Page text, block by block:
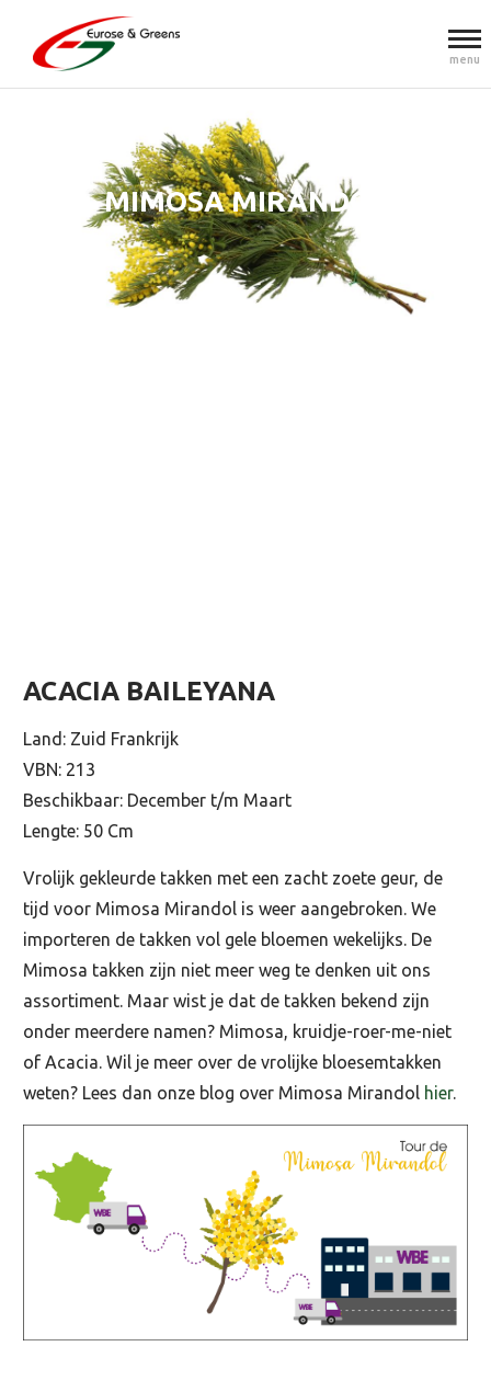
menu
MIMOSA MIRANDOL
ACACIA BAILEYANA
Land: Zuid Frankrijk
VBN: 213
Beschikbaar: December t/m Maart
Lengte: 50 Cm
Vrolijk gekleurde takken met een zacht zoete geur, de
tijd voor Mimosa Mirandol is weer aangebroken. We
importeren de takken vol gele bloemen wekelijks. De
Mimosa takken zijn niet meer weg te denken uit ons
assortiment. Maar wist je dat de takken bekend zijn
onder meerdere namen? Mimosa, kruidje-roer-me-niet
of Acacia. Wil je meer over de vrolijke bloesemtakken
weten? Lees dan onze blog over Mimosa Mirandol hier.